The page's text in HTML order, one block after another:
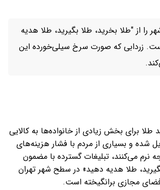
را از "طلا بخرید، طلا بگیرید، طلا هدیه
زردابی که صورت سرخ سیلی‌خورده این
برای بخش زیادی از خانواده‌ها به کالایی
شده و بسیاری از مردم با فشار هزینه‌های
می‌کنند، تبلیغات گسترده با مضمون
طلا هدیه دهید» در سطح شهر تهران
مجازی برانگیخته است.